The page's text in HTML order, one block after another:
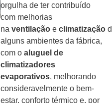
orgulha de ter contribuído
com melhorias
na ventilação e climatização
alguns ambientes da fábrica,
com o aluguel de
climatizadores
evaporativos, melhorando
consideravelmente o bem-
estar, conforto térmico e, por